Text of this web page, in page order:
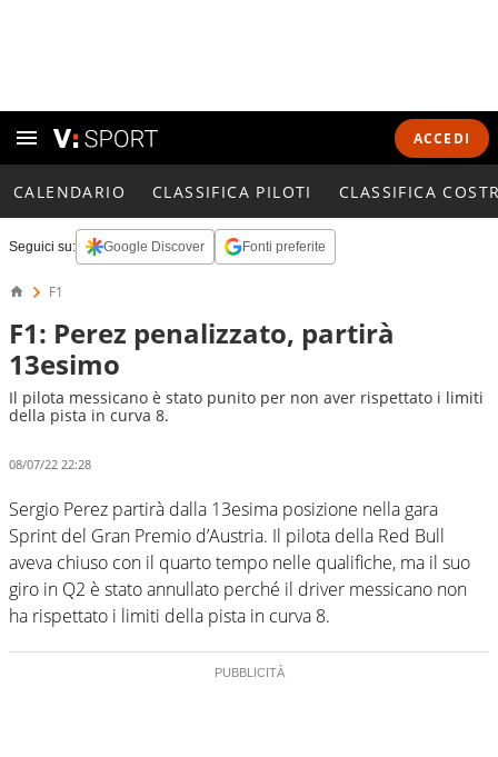
ACCEDI
CALENDARIO CLASSIFICA PILOTI CLASSIFICA
Seguici su: Google Discover Fonti preferite
F1
F1: Perez penalizzato, partirà
13esimo
Il pilota messicano è stato punito per non aver rispettato i limiti
della pista in curva 8.
08/07/22 22:28
Sergio Perez partirà dalla 13esima posizione nella gara
Sprint del Gran Premio d’Austria. Il pilota della Red Bull
aveva chiuso con il quarto tempo nelle qualifiche, ma il suo
giro in Q2 è stato annullato perché il driver messicano non
ha rispettato i limiti della pista in curva 8.